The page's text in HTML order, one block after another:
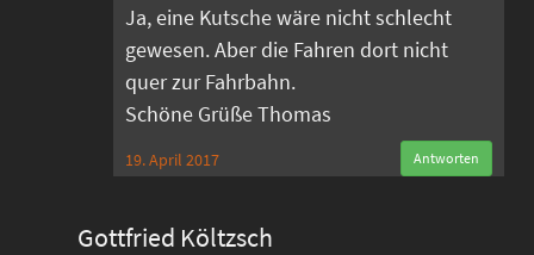
Ja, eine Kutsche wäre nicht schlecht
gewesen. Aber die Fahren dort nicht
quer zur Fahrbahn.
Schöne Grüße Thomas
19. April 2017 Antworten
Gottfried Költzsch